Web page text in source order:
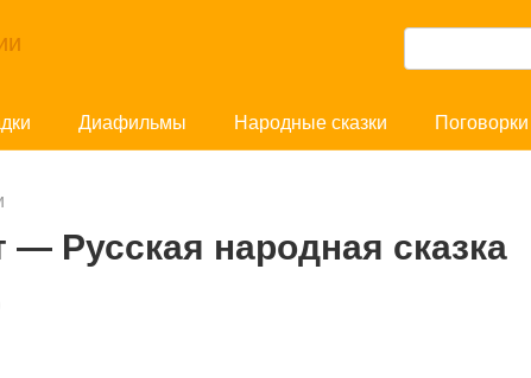
:
Диафильмы Народные сказки Поговорки
— Русская народная сказка